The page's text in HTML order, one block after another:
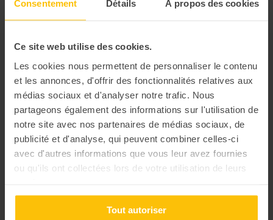
Consentement Détails À propos des cookies
Ce site web utilise des cookies.
Les cookies nous permettent de personnaliser le contenu
et les annonces, d'offrir des fonctionnalités relatives aux
médias sociaux et d'analyser notre trafic. Nous
partageons également des informations sur l'utilisation de
notre site avec nos partenaires de médias sociaux, de
publicité et d'analyse, qui peuvent combiner celles-ci
avec d'autres informations que vous leur avez fournies
ou qu'ils ont collectées lors de votre utilisation de leurs
Tout autoriser
Les participants peuvent retourner sur l’enquête quand ils le